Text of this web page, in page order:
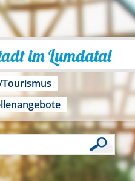
im Lumdatal